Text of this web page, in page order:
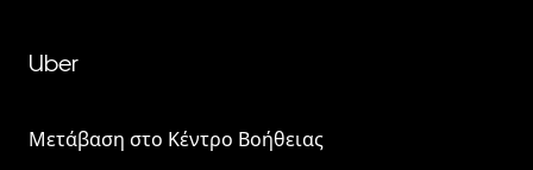
Uber
Μετάβαση στο Κέντρο Βοήθειας